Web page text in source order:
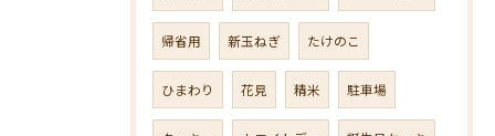
帰省用 新玉ねぎ たけのこ
ひまわり 花見 精米 駐車場